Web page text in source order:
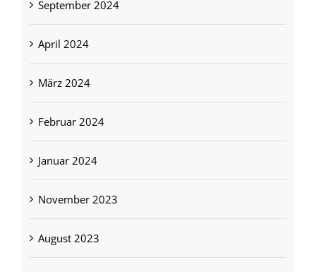
September 2024
April 2024
März 2024
Februar 2024
Januar 2024
November 2023
August 2023